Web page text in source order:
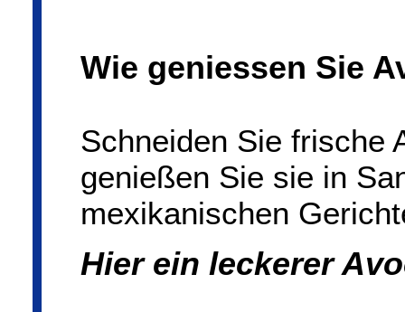
Wie geniessen Sie
Schneiden Sie frische
genießen Sie sie in
mexikanischen
Hier ein leckerer